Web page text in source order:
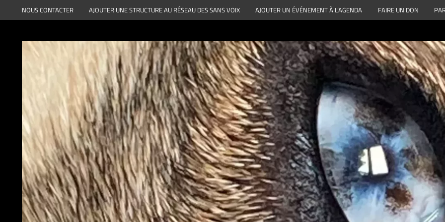
au
NOUS CONTACTER AJOUTER UNE STRUCTURE AU RÉSEAU DES SANS VOIX AJOUTER UN ÉVÉNEMENT À L’AGENDA FAIRE UN DON